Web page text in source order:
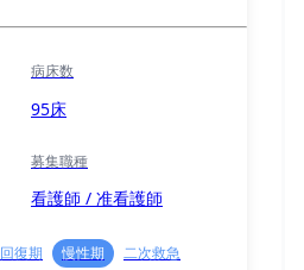
病床数
95床
募集職種
看護師 / 准看護師
回復期 慢性期
二次救急